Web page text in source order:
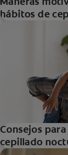
hábitos de
Consejos
cepillado